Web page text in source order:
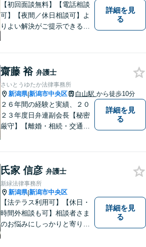
【初回面談無料】【電話相談
可】【夜間／休日相談可】よ
りよい解決がご提示できるよ
詳細を見
る
齋藤 裕 弁護士
さいとうゆたか法律事務所
新潟県|新潟市中央区 白山駅 から徒歩10分
２６年間の経験と実績、２０
２３年度日弁連副会長【秘密
厳守】【離婚・相続・交通事
詳細を見
る
氏家 信彦 弁護士
新緑法律事務所
新潟県|新潟市中央区
【法テラス利用可】【休日・
時間外相談も可】相談者さま
のお悩みにしっかりと寄り添
詳細を見
る